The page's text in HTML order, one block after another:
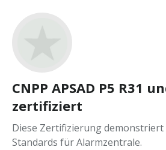
CNPP APSAD P5 R31
zertifiziert
Diese Zertifizierung demonstriert
Standards für Alarmzentrale.